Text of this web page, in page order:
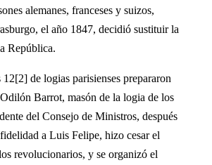
alemanes, franceses y suizos,
el año 1847, decidió sustituir la
República.
de logias parisienses prepararon
Barrot, masón de la logia de los
del Consejo de Ministros, después
a Luis Felipe, hizo cesar el
revolucionarios, y se organizó el